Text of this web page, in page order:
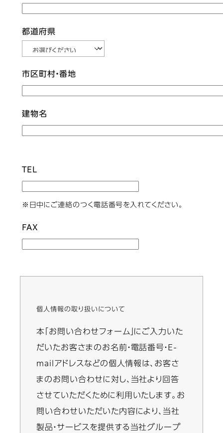
都道府県
市区町村・番地
建物名
TEL
※日中にご連絡のつく電話番号を入れてください。
FAX
Information
message
個人情報の取り扱いについて
本「お問い合わせフォーム」にご入力いた
だいたお客さまのお名前・電話番号・E-
mailアドレスなどの個人情報は、お客さ
まのお問い合わせに対し、当社より回答
させていただくために利用いたします。お
問い合わせいただいた内容により、当社
製品・サービスを提供する当社グループ